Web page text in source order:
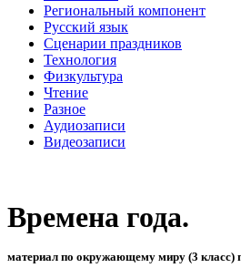
Региональный компонент
Русский язык
Сценарии праздников
Технология
Физкультура
Чтение
Разное
Аудиозаписи
Видеозаписи
Времена года.
материал по окружающему миру (3 класс)